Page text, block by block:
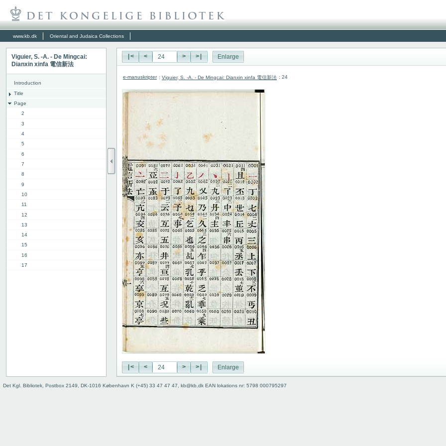
www.kb.dk Oriental and Judaica Collections
Viguier, S. -A. - De Mingcai:
Dianxin xinfa 電信新法
Introduction
Title
Page
2
3
4
5
6
7
8
9
10
11
12
13
14
15
16
17
28
29
|< < > >| Enlarge
e-manuskripter : Viguier, S. -A. - De Mingcai: Dianxin xinfa 電信新法 : 24
|< < > >| Enlarge
Det Kgl. Bibliotek, Postbox 2149, DK-1016 København K (+45) 33 47 47 47, kb@kb.dk EAN lokations nr: 5798 000795297